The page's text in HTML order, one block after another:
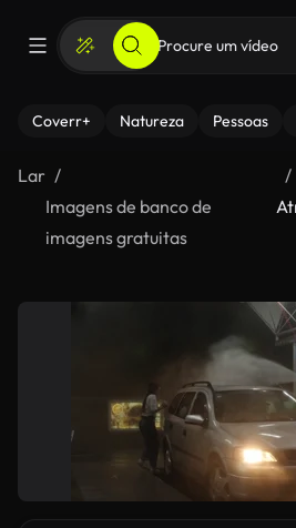
Coverr+ Natureza Pessoas
Lar
Imagens de banco de
imagens gratuitas